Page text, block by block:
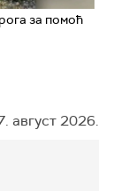
за помоћ
август 2026.